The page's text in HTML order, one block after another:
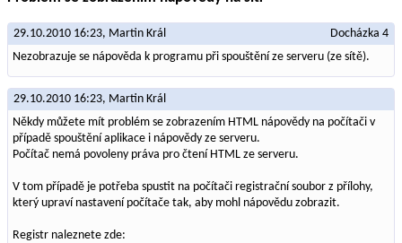
Docházka 4
29.10.2010 16:23, Martin Král
Nezobrazuje se nápověda k programu při spouštění ze serveru (ze sítě).
29.10.2010 16:23, Martin Král
Někdy můžete mít problém se zobrazením HTML nápovědy na počítači v
případě spouštění aplikace i nápovědy ze serveru.
Počítač nemá povoleny práva pro čtení HTML ze serveru.
V tom případě je potřeba spustit na počítači registrační soubor z přílohy,
který upraví nastavení počítače tak, aby mohl nápovědu zobrazit.
Registr naleznete zde: